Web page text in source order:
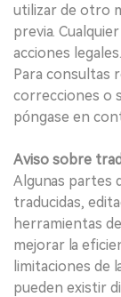
utilizar de otro
previa.
acciones legales.
Para consultas
correcciones o
póngase en
Aviso sobre
Algunas partes
traducidas,
herramientas
mejorar la
limitaciones de
pueden existir